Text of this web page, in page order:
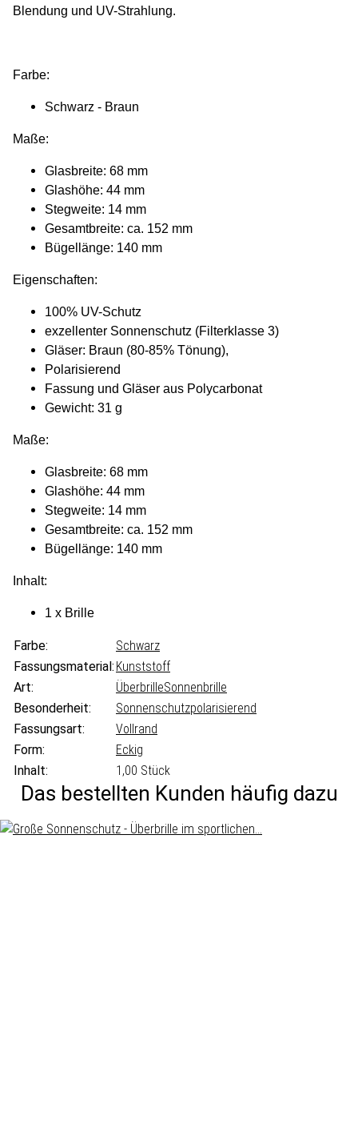
Blendung und UV-Strahlung.
Farbe:
Schwarz - Braun
Maße:
Glasbreite: 68 mm
Glashöhe: 44 mm
Stegweite: 14 mm
Gesamtbreite: ca. 152 mm
Bügellänge: 140 mm
Eigenschaften:
100% UV-Schutz
exzellenter Sonnenschutz (Filterklasse 3)
Gläser: Braun (80-85% Tönung),
Polarisierend
Fassung und Gläser aus Polycarbonat
Gewicht: 31 g
Maße:
Glasbreite: 68 mm
Glashöhe: 44 mm
Stegweite: 14 mm
Gesamtbreite: ca. 152 mm
Bügellänge: 140 mm
Inhalt:
1 x Brille
Farbe:
Schwarz
Fassungsmaterial: Kunststoff
Art:
ÜberbrilleSonnenbrille
Besonderheit:
Sonnenschutzpolarisierend
Fassungsart:
Vollrand
Form:
Eckig
Inhalt:
1,00 Stück
Das bestellten Kunden häufig dazu